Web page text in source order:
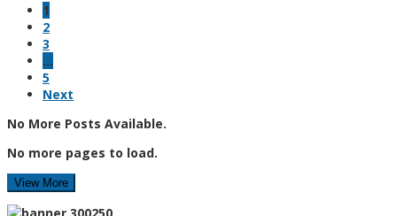
1
2
3
…
5
Next
No More Posts Available.
No more pages to load.
View More